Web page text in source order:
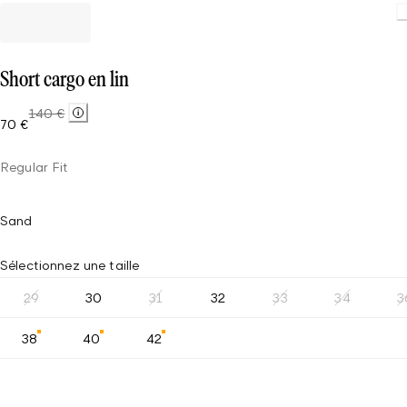
Short cargo en lin
70 €
140 €
Regular Fit
Sand
Sélectionnez une taille
29 30 31 32 33 34
38 40 42